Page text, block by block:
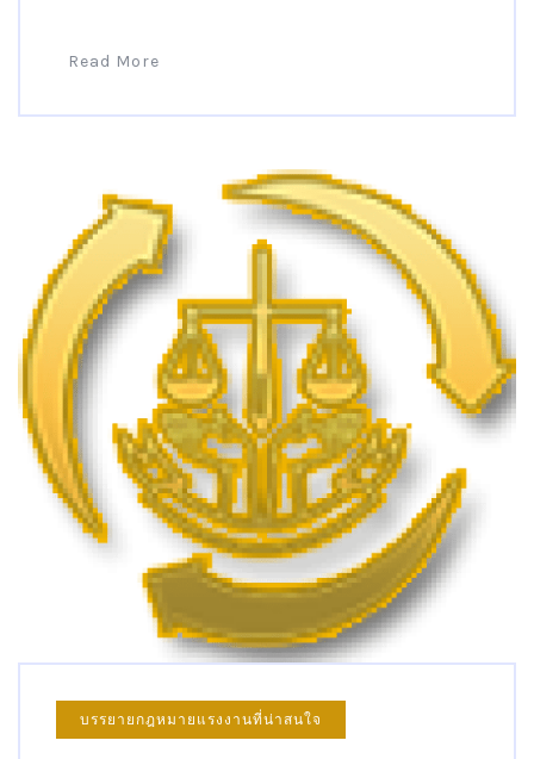
Read More
บรรยายกฎหมายแรงงานที่น่าสนใจ